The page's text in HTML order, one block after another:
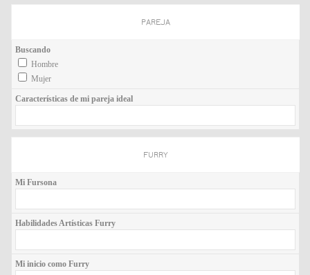
PAREJA
Buscando
Hombre
Mujer
Características de mi pareja ideal
FURRY
Mi Fursona
Habilidades Artísticas Furry
Mi inicio como Furry